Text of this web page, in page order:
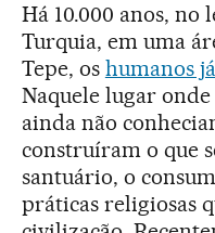
Há 10.000 anos, no
Turquia, em uma
Tepe, os humanos
Naquele lugar
ainda não
construíram o que
santuário, o
práticas religiosas